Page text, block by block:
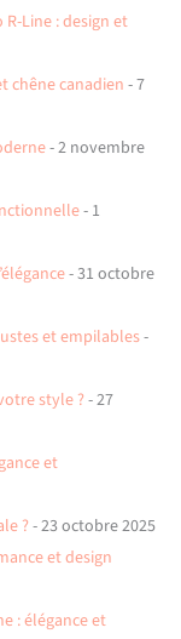
R-Line : design et
chêne canadien - 7
- 2 novembre
- 1
- 31 octobre
et empilables-
style ?- 27
et
?- 23 octobre 2025
et design
: élégance et